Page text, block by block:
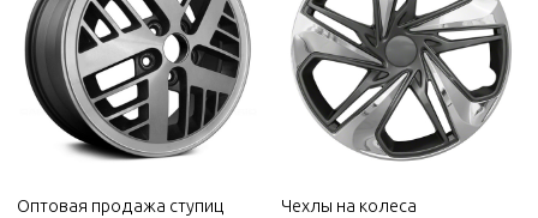
свойства | Автозапчасти для
кузова Wuling
легкость очистки | Детали
кузова автомобиля для
Wuling
Оптовая продажа ступиц
Чехлы на колеса